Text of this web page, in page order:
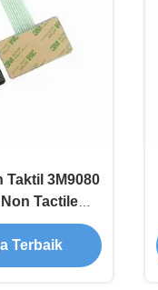
Taktil 3M9080
Tactile
Terbaik